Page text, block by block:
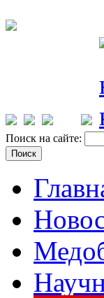
Поиск на сайте: